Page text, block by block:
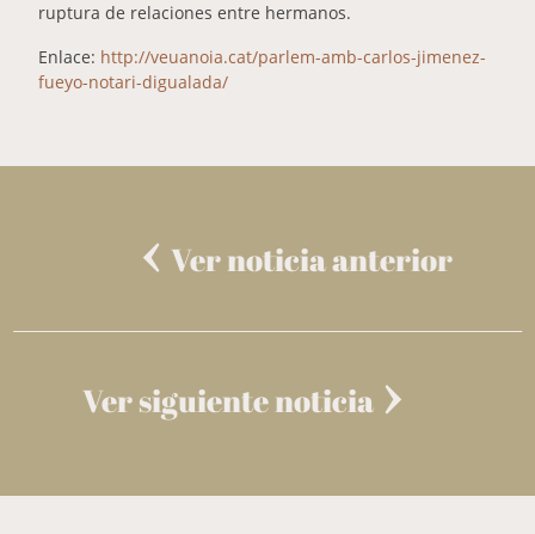
ruptura de relaciones entre hermanos.
Enlace: http://veuanoia.cat/parlem-amb-carlos-jimenez-
fueyo-notari-digualada/
Ver noticia anterior
Ver siguiente noticia